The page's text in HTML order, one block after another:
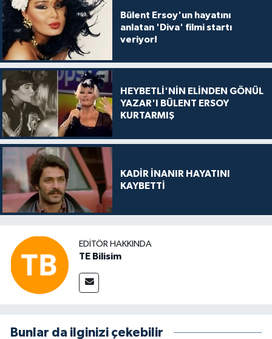
Bülent Ersoy'un hayatını
anlatan 'Diva' filmi startı
veriyor!
HEYBETLİ'NİN ELİNDEN GÖNÜL
YAZAR'I BÜLENT ERSOY
KURTARMIŞ
KADİR İNANIR HAYATINI
KAYBETTİ
EDITÖR HAKKINDA
TE Bilisim
Bunlar da ilginizi çekebilir